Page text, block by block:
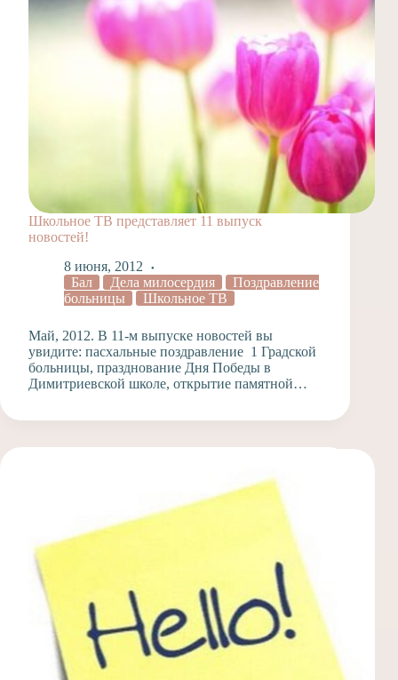
Школьное ТВ представляет 11 выпуск
новостей!
8 июня, 2012
Бал
Дела милосердия
Поздравление
больницы
Школьное ТВ
Май, 2012. В 11-м выпуске новостей вы
увидите: пасхальные поздравление 1 Градской
больницы, празднование Дня Победы в
Димитриевской школе, открытие памятной…